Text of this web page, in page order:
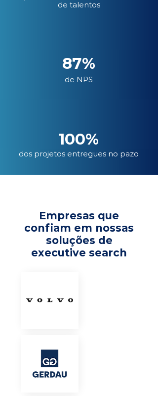
de talentos
87%
de NPS
100%
dos projetos entregues no pazo
Empresas que
confiam em nossas
soluções de
executive search